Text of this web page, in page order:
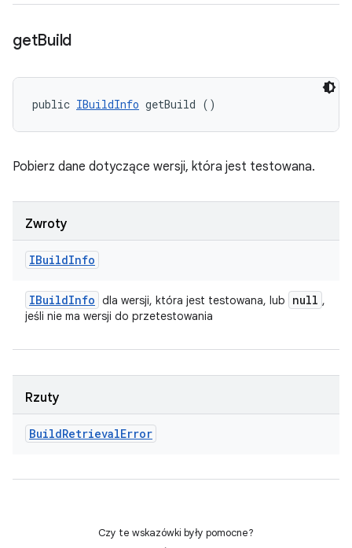
getBuild
public IBuildInfo getBuild ()
Pobierz dane dotyczące wersji, która jest testowana.
Zwroty
IBuildInfo
IBuildInfo dla wersji, która jest testowana, lub null ,
jeśli nie ma wersji do przetestowania
Rzuty
BuildRetrievalError
Czy te wskazówki były pomocne?